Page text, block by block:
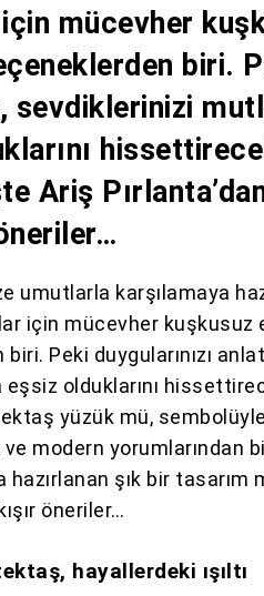
mücevher
biri.
sevdiklerinizi
Ariş
umutlarla karşılamaya
için mücevher kuşkusuz
Peki duygularınızı
olduklarını
yüzük mü,
ve modern yorumlarından
şık bir tasarım
öneriler…
hayallerdeki ışıltı